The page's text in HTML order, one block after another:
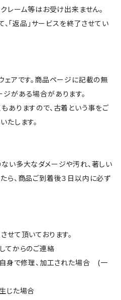
レーム等はお受け出来ません。
「返品」サービスを終了させてい
ェアです。商品ページに記載の無
がある場合があります。
ありますので、古着という事をご
たします。
い多大なダメージや汚れ、著しい
ら、商品ご到着後３日以内に必ず
せて頂いております。
てからのご連絡
自身で修理、加工された場合 (一
じた場合